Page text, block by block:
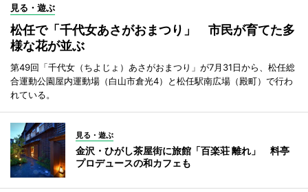
見る・遊ぶ
松任で「千代女あさがおまつり」 市民が育てた多
様な花が並ぶ
第49回「千代女（ちよじょ）あさがおまつり」が7月31日から、松任総
合運動公園屋内運動場（白山市倉光4）と松任駅南広場（殿町）で行わ
れている。
見る・遊ぶ
金沢・ひがし茶屋街に旅館「百楽荘 離れ」 料亭
プロデュースの和カフェも